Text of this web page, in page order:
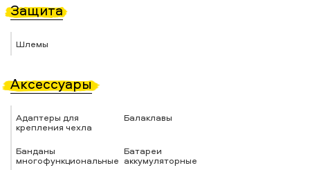
Защита
Шлемы
Аксессуары
Адаптеры для
крепления чехла
Балаклавы
Банданы
многофункциональные
Батареи
аккумуляторные